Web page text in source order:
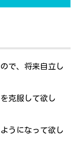
で、将来自立し
克服して欲し
うになって欲し